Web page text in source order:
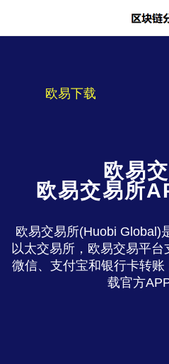
欧易下载
欧易
欧易交易所
欧易交易所(Huobi Global)
以太交易所，欧易交易平
微信、支付宝和银行卡转
载官方